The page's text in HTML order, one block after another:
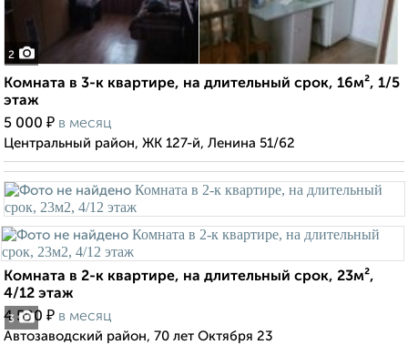
2
Комната в 3-к квартире, на длительный срок, 16м², 1/5
этаж
5 000 ₽ в месяц
Центральный район, ЖК 127-й, Ленина 51/62
3
Комната в 2-к квартире, на длительный срок, 23м²,
4/12 этаж
4 500 ₽ в месяц
Автозаводский район, 70 лет Октября 23